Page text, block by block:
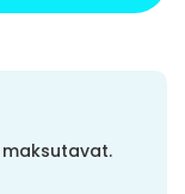
maksutavat.